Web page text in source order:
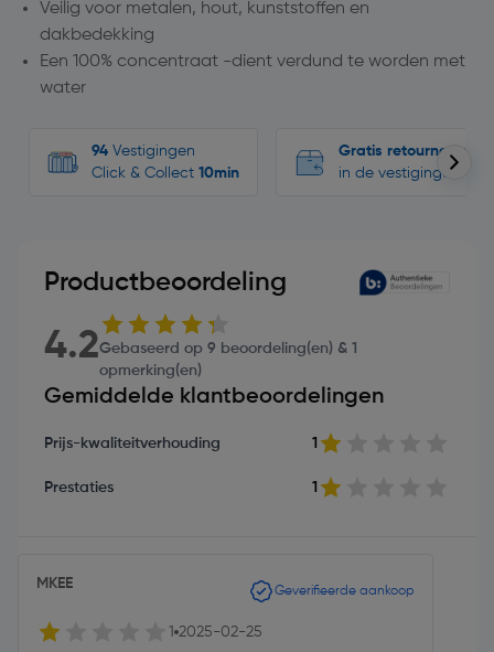
Veilig voor metalen, hout, kunststoffen en
dakbedekking
Een 100% concentraat -dient verdund te worden met
water
94 Vestigingen
Click & Collect 10min
Gratis retourneren
in de vestigingen
Productbeoordeling
4.2Gebaseerd op 9 beoordeling(en) & 1
opmerking(en)
Gemiddelde klantbeoordelingen
Prijs-kwaliteitverhouding 1
Prestaties 1
MKEE Geverifieerde aankoop
1 2025-02-25